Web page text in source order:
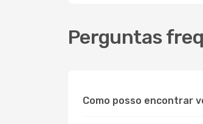
Perguntas
Como posso encontrar